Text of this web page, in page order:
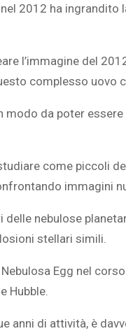
2012 ha ingrandito
l’immagine del
complesso uovo
da poter
come piccoli
immagini
nebulose
stellari simili.
Egg nel
Hubble.
anni di attività, è